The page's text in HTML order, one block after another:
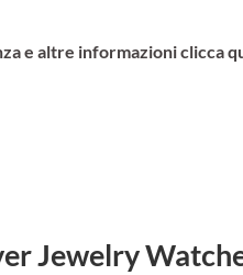
e altre informazioni clicca
Jewelry